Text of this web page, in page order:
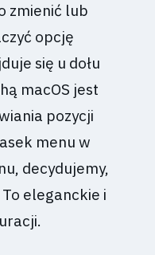
zmienić lub
opcję
się u dołu
macOS jest
pozycji
menu w
decydujemy,
eleganckie i